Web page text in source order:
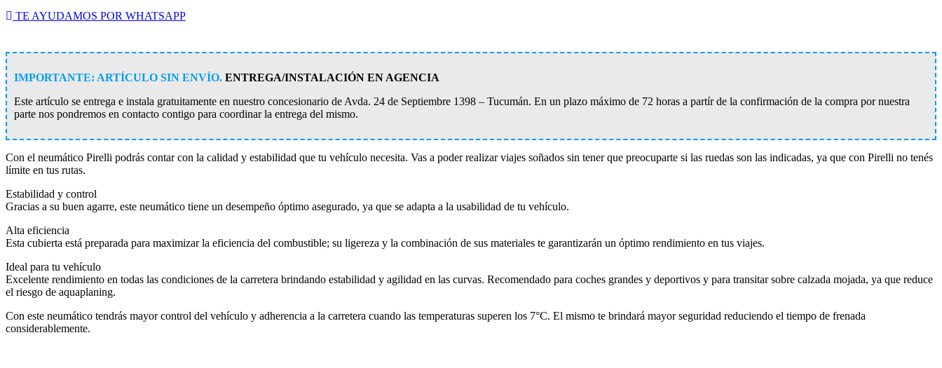
TE AYUDAMOS POR WHATSAPP
IMPORTANTE: ARTÍCULO SIN ENVÍO. ENTREGA/INSTALACIÓN EN AGENCIA
Este artículo se entrega e instala gratuitamente en nuestro concesionario de Avda. 24 de Septiembre 1398 – Tucumán. En un plazo máximo de 72 horas a partír de la confirmación de la compra por nuestra
parte nos pondremos en contacto contigo para coordinar la entrega del mismo.
Con el neumático Pirelli podrás contar con la calidad y estabilidad que tu vehículo necesita. Vas a poder realizar viajes soñados sin tener que preocuparte si las ruedas son las indicadas, ya que con Pirelli no tenés
límite en tus rutas.
Estabilidad y control
Gracias a su buen agarre, este neumático tiene un desempeño óptimo asegurado, ya que se adapta a la usabilidad de tu vehículo.
Alta eficiencia
Esta cubierta está preparada para maximizar la eficiencia del combustible; su ligereza y la combinación de sus materiales te garantizarán un óptimo rendimiento en tus viajes.
Ideal para tu vehículo
Excelente rendimiento en todas las condiciones de la carretera brindando estabilidad y agilidad en las curvas. Recomendado para coches grandes y deportivos y para transitar sobre calzada mojada, ya que reduce
el riesgo de aquaplaning.
Con este neumático tendrás mayor control del vehículo y adherencia a la carretera cuando las temperaturas superen los 7°C. El mismo te brindará mayor seguridad reduciendo el tiempo de frenada
considerablemente.